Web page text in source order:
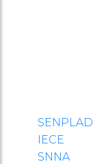
IECE
SNNA